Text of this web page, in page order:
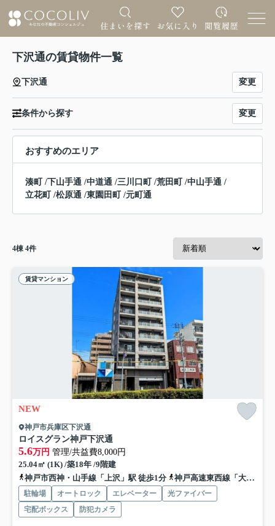
下沢通の賃貸物件一覧
下沢通 変更
条件から探す 変更
おすすめのエリア
湊町/下山手通 /中道通 /三川口町/荒田町/中山手通 /
立花町/松原通 /東園田町/元町通
4棟 4件
賃貸マンション
NEW
神戸市兵庫区下沢通
ロイスグラン神戸下沢通
5.6万円 管理/共益費8,000円
25.04㎡ (1K) /築18年 /9階建
神戸市西神・山手線「上沢」駅 徒歩1分
神戸高速東西線「大開」駅 徒歩5分
駐輪場 オートロック エレベーター
光ファイバー
宅配ボックス
防犯カメラ